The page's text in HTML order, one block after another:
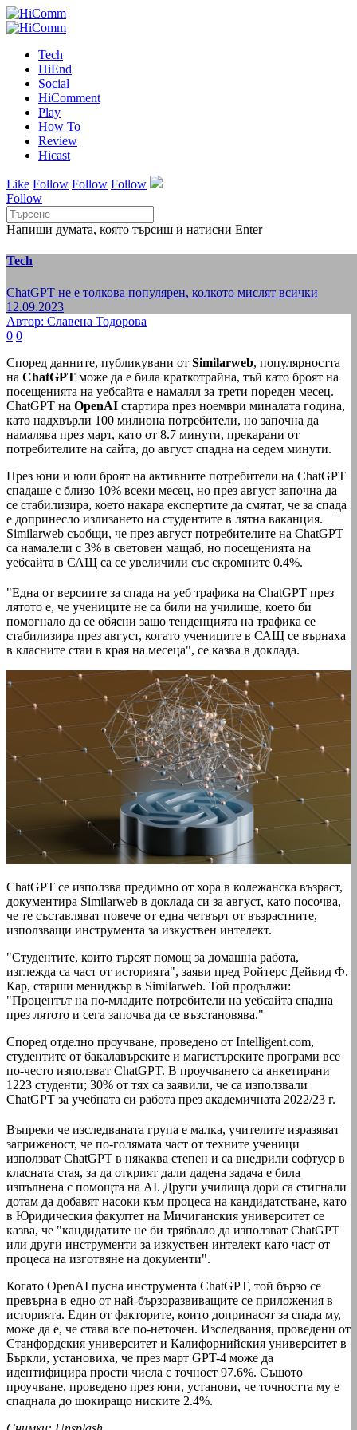
Tech
HiEnd
Social
HiComment
Play
How To
Review
Hicast
Like Follow Follow Follow
Follow
Напиши думата, която търсиш и натисни Enter
Tech
ChatGPT не е толкова популярен, колкото мислят всички
12.09.2023
Автор: Славена Тодорова
0 0
Според данните, публикувани от Similarweb, популярността
на ChatGPT може да е била краткотрайна, тъй като броят на
посещенията на уебсайта е намалял за трети пореден месец.
ChatGPT на OpenAI стартира през ноември миналата година,
като надхвърли 100 милиона потребители, но започна да
намалява през март, като от 8.7 минути, прекарани от
потребителите на сайта, до август спадна на седем минути.
През юни и юли броят на активните потребители на ChatGPT
спадаше с близо 10% всеки месец, но през август започна да
се стабилизира, което накара експертите да смятат, че за спада
е допринесло излизането на студентите в лятна ваканция.
Similarweb съобщи, че през август потребителите на ChatGPT
са намалели с 3% в световен мащаб, но посещенията на
уебсайта в САЩ са се увеличили със скромните 0.4%.
"Една от версиите за спада на уеб трафика на ChatGPT през
лятото е, че учениците не са били на училище, което би
помогнало да се обясни защо тенденцията на трафика се
стабилизира през август, когато учениците в САЩ се върнаха
в класните стаи в края на месеца", се казва в доклада.
ChatGPT се използва предимно от хора в колежанска възраст,
документира Similarweb в доклада си за август, като посочва,
че те съставляват повече от една четвърт от възрастните,
използващи инструмента за изкуствен интелект.
"Студентите, които търсят помощ за домашна работа,
изглежда са част от историята", заяви пред Ройтерс Дейвид Ф.
Кар, старши мениджър в Similarweb. Той продължи:
"Процентът на по-младите потребители на уебсайта спадна
през лятото и сега започва да се възстановява."
Според отделно проучване, проведено от Intelligent.com,
студентите от бакалавърските и магистърските програми все
по-често използват ChatGPT. В проучването са анкетирани
1223 студенти; 30% от тях са заявили, че са използвали
ChatGPT за учебната си работа през академичната 2022/23 г.
Въпреки че изследваната група е малка, учителите изразяват
загриженост, че по-голямата част от техните ученици
използват ChatGPT в някаква степен и са внедрили софтуер в
класната стая, за да открият дали дадена задача е била
изпълнена с помощта на AI. Други училища дори са стигнали
дотам да добавят насоки към процеса на кандидатстване, като
в Юридическия факултет на Мичиганския университет се
казва, че "кандидатите не би трябвало да използват ChatGPT
или други инструменти за изкуствен интелект като част от
процеса на изготвяне на документи".
Когато OpenAI пусна инструмента ChatGPT, той бързо се
превърна в едно от най-бързоразвиващите се приложения в
историята. Един от факторите, които допринасят за спада му,
може да е, че става все по-неточен. Изследвания, проведени от
Станфордския университет и Калифорнийския университет в
Бъркли, установиха, че през март GPT-4 може да
идентифицира прости числа с точност 97.6%. Същото
проучване, проведено през юни, установи, че точността му е
спаднала до шокиращо ниските 2.4%.